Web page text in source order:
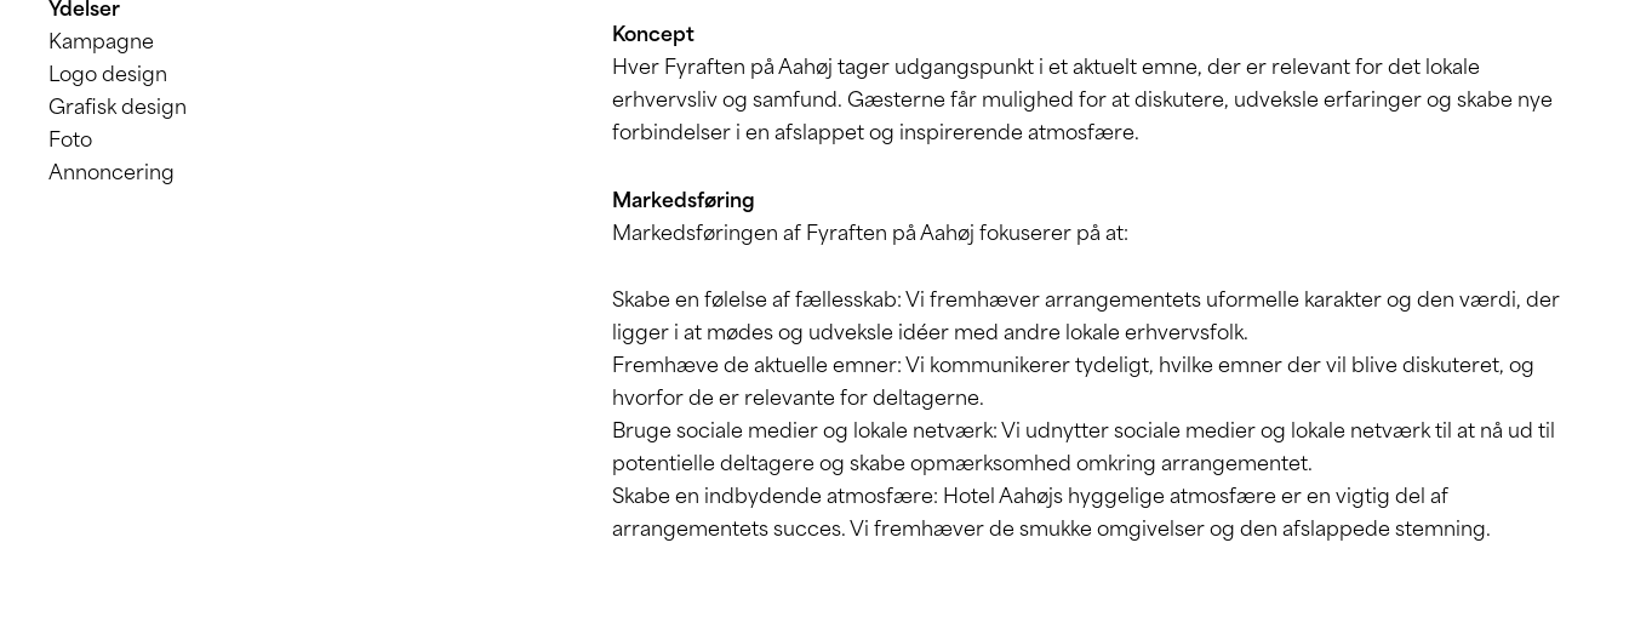
Ydelser
Kampagne
Logo design
Grafisk design
Foto
Annoncering
Koncept
Hver Fyraften på Aahøj tager udgangspunkt i et aktuelt emne, der er relevant for det lokale
erhvervsliv og samfund. Gæsterne får mulighed for at diskutere, udveksle erfaringer og skabe nye
forbindelser i en afslappet og inspirerende atmosfære.
Markedsføring
Markedsføringen af Fyraften på Aahøj fokuserer på at:
Skabe en følelse af fællesskab: Vi fremhæver arrangementets uformelle karakter og den værdi, der
ligger i at mødes og udveksle idéer med andre lokale erhvervsfolk.
Fremhæve de aktuelle emner: Vi kommunikerer tydeligt, hvilke emner der vil blive diskuteret, og
hvorfor de er relevante for deltagerne.
Bruge sociale medier og lokale netværk: Vi udnytter sociale medier og lokale netværk til at nå ud til
potentielle deltagere og skabe opmærksomhed omkring arrangementet.
Skabe en indbydende atmosfære: Hotel Aahøjs hyggelige atmosfære er en vigtig del af
arrangementets succes. Vi fremhæver de smukke omgivelser og den afslappede stemning.